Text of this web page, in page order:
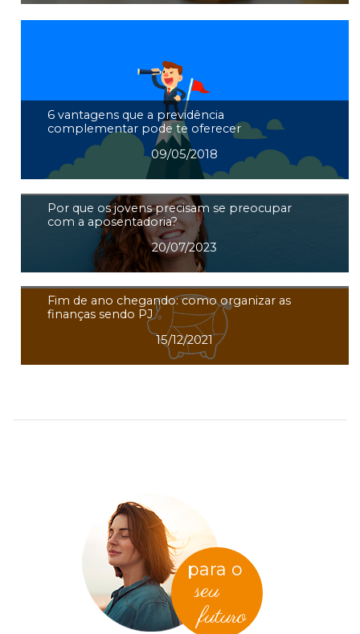
6 vantagens que a previdência
complementar pode te oferecer
09/05/2018
Por que os jovens precisam se preocupar
com a aposentadoria?
20/07/2023
Fim de ano chegando: como organizar as
finanças sendo PJ
15/12/2021
para o
seu
futuro